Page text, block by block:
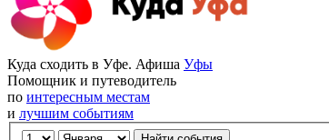
Куда сходить в Уфе. Афиша Уфы
Помощник и путеводитель
по интересным местам
и лучшим событиям